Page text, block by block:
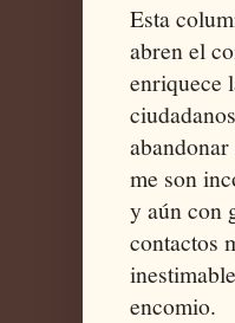
Esta
abren el
enriquece
me son
y aún con
contactos
encomio.